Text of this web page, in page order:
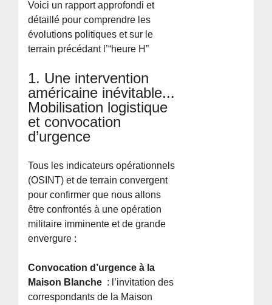
Voici un rapport approfondi et
détaillé pour comprendre les
évolutions politiques et sur le
terrain précédant l’“heure H”
1. Une intervention
américaine inévitable...
Mobilisation logistique
et convocation
d’urgence
Tous les indicateurs opérationnels
(OSINT) et de terrain convergent
pour confirmer que nous allons
être confrontés à une opération
militaire imminente et de grande
envergure :
Convocation d’urgence à la
Maison Blanche : l’invitation des
correspondants de la Maison